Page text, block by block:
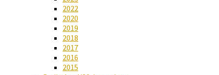
2022
2020
2019
2018
2017
2016
2015